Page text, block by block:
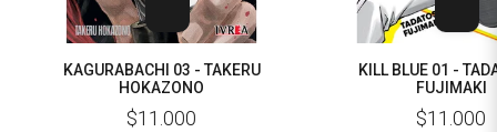
KAGURABACHI 03 - TAKERU
HOKAZONO
$11.000
KILL BLUE 01 -
FUJIMAKI
$11.000